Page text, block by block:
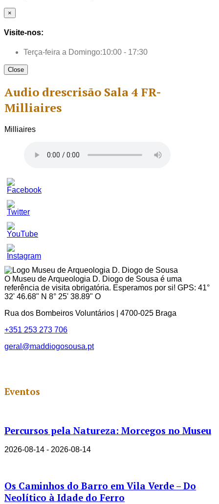
×
Visite-nos:
Terça-feira a Domingo:10:00 - 17:30
Close
Audio drescrisão Sala 4 FR-
Milliaires
Milliaires
Set
Youtube
Channel
ID
O Museu de Arqueologia D. Diogo de Sousa é uma
referência de visita obrigatória. Esperamos por si! GPS: 41°
32' 46.68" N 8° 25' 38.89" O
Rua dos Bombeiros Voluntários | 4700-025 Braga
+351 253 273 706
geral@maddiogosousa.pt
Eventos
Percursos pela Natureza: Morcegos no Museu
2026-08-14 - 2026-08-14
Os Caminhos do Barro em Vila Verde – Do
Neolítico à Idade do Ferro